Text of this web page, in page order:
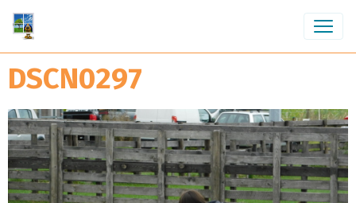
DSCN0297